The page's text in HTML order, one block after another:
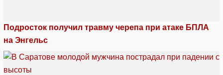
Подросток получил травму черепа при атаке БПЛА
на Энгельс